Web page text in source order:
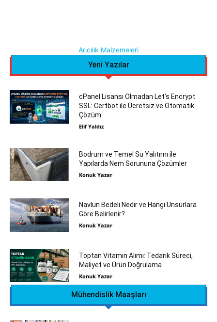
Arıcılık Malzemeleri
Yeni Yazılar
cPanel Lisansı Olmadan Let’s Encrypt
SSL: Certbot ile Ücretsiz ve Otomatik
Çözüm
Elif Yaldız
Bodrum ve Temel Su Yalıtımı ile
Yapılarda Nem Sorununa Çözümler
Konuk Yazar
Navlun Bedeli Nedir ve Hangi Unsurlara
Göre Belirlenir?
Konuk Yazar
Toptan Vitamin Alımı: Tedarik Süreci,
Maliyet ve Ürün Doğrulama
Konuk Yazar
Mühendislik Maaşları